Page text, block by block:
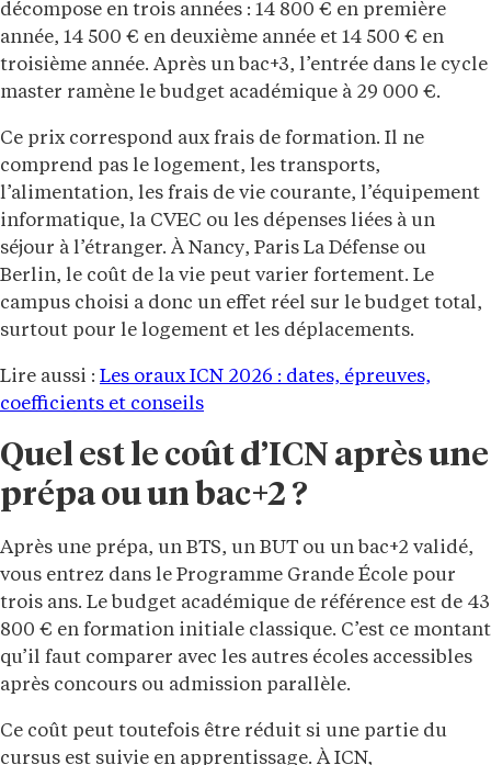
décompose en trois années : 14 800 € en première
année, 14 500 € en deuxième année et 14 500 € en
troisième année. Après un bac+3, l’entrée dans le cycle
master ramène le budget académique à 29 000 €.
Ce prix correspond aux frais de formation. Il ne
comprend pas le logement, les transports,
l’alimentation, les frais de vie courante, l’équipement
informatique, la CVEC ou les dépenses liées à un
séjour à l’étranger. À Nancy, Paris La Défense ou
Berlin, le coût de la vie peut varier fortement. Le
campus choisi a donc un effet réel sur le budget total,
surtout pour le logement et les déplacements.
Lire aussi : Les oraux ICN 2026 : dates, épreuves,
coefficients et conseils
Quel est le coût d’ICN après une
prépa ou un bac+2 ?
Après une prépa, un BTS, un BUT ou un bac+2 validé,
vous entrez dans le Programme Grande École pour
trois ans. Le budget académique de référence est de 43
800 € en formation initiale classique. C’est ce montant
qu’il faut comparer avec les autres écoles accessibles
après concours ou admission parallèle.
Ce coût peut toutefois être réduit si une partie du
cursus est suivie en apprentissage. À ICN,